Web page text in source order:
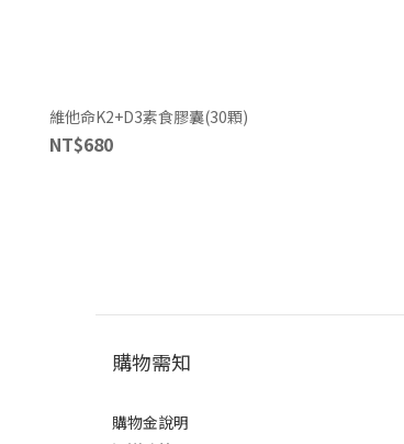
維他命K2+D3素食膠囊(30顆)
NT$680
購物需知
購物金說明